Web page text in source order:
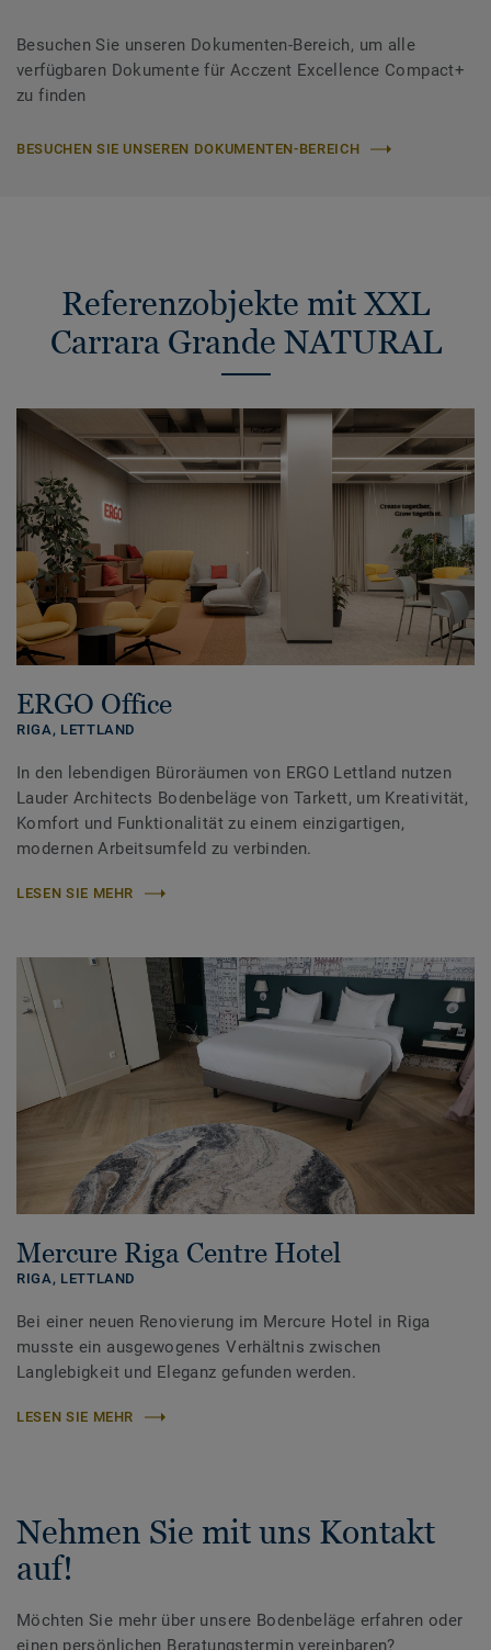
Besuchen Sie unseren Dokumenten-Bereich, um alle
verfügbaren Dokumente für Acczent Excellence Compact+
zu finden
BESUCHEN SIE UNSEREN DOKUMENTEN-BEREICH
Referenzobjekte mit XXL
Carrara Grande NATURAL
ERGO Office
RIGA, LETTLAND
In den lebendigen Büroräumen von ERGO Lettland nutzen
Lauder Architects Bodenbeläge von Tarkett, um Kreativität,
Komfort und Funktionalität zu einem einzigartigen,
modernen Arbeitsumfeld zu verbinden.
LESEN SIE MEHR
Mercure Riga Centre Hotel
RIGA, LETTLAND
Bei einer neuen Renovierung im Mercure Hotel in Riga
musste ein ausgewogenes Verhältnis zwischen
Langlebigkeit und Eleganz gefunden werden.
LESEN SIE MEHR
Nehmen Sie mit uns Kontakt
auf!
Möchten Sie mehr über unsere Bodenbeläge erfahren oder
einen persönlichen Beratungstermin vereinbaren?